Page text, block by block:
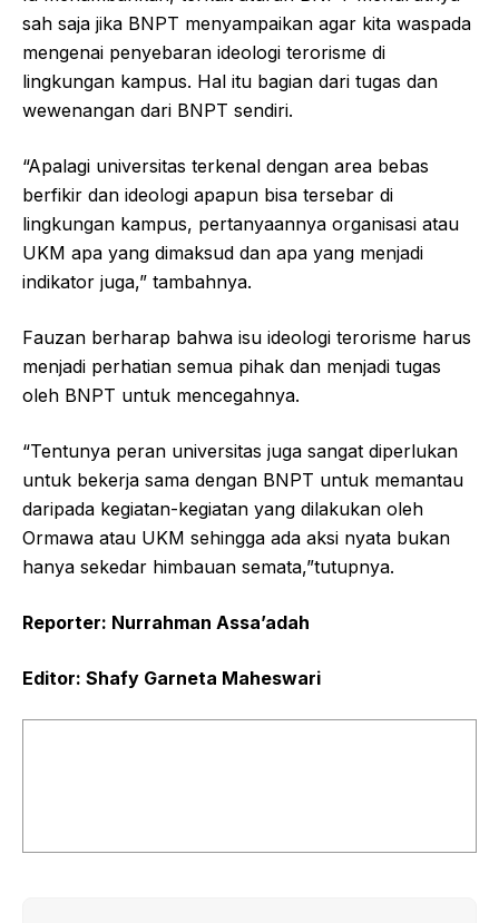
sah saja jika BNPT menyampaikan agar kita waspada
mengenai penyebaran ideologi terorisme di
lingkungan kampus. Hal itu bagian dari tugas dan
wewenangan dari BNPT sendiri.
“Apalagi universitas terkenal dengan area bebas
berfikir dan ideologi apapun bisa tersebar di
lingkungan kampus, pertanyaannya organisasi atau
UKM apa yang dimaksud dan apa yang menjadi
indikator juga,” tambahnya.
Fauzan berharap bahwa isu ideologi terorisme harus
menjadi perhatian semua pihak dan menjadi tugas
oleh BNPT untuk mencegahnya.
“Tentunya peran universitas juga sangat diperlukan
untuk bekerja sama dengan BNPT untuk memantau
daripada kegiatan-kegiatan yang dilakukan oleh
Ormawa atau UKM sehingga ada aksi nyata bukan
hanya sekedar himbauan semata,”tutupnya.
Reporter: Nurrahman Assa’adah
Editor: Shafy Garneta Maheswari